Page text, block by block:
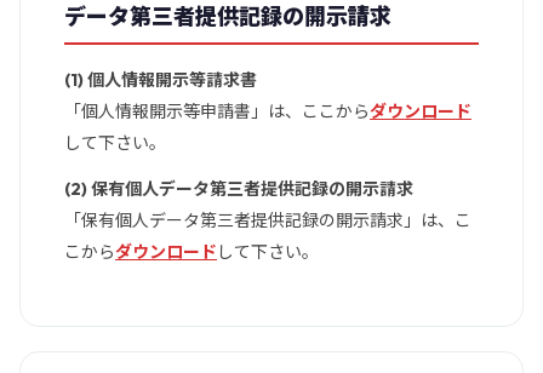
データ第三者提供記録の開示請求
(1) 個人情報開示等請求書
「個人情報開示等申請書」は、ここからダウンロード
して下さい。
(2) 保有個人データ第三者提供記録の開示請求
「保有個人データ第三者提供記録の開示請求」は、こ
こからダウンロード して下さい。